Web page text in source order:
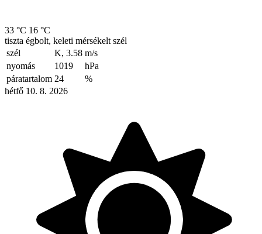
33 °C 16 °C
tiszta égbolt, keleti mérsékelt szél
szél
K, 3.58 m/s
nyomás
1019
hPa
páratartalom 24
%
hétfő 10. 8. 2026